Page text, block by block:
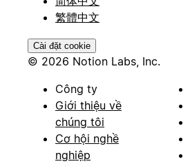
繁體中文
Cài đặt cookie
© 2026 Notion Labs, Inc.
Công ty
Giới thiệu về
chúng tôi
Cơ hội nghề
nghiệp